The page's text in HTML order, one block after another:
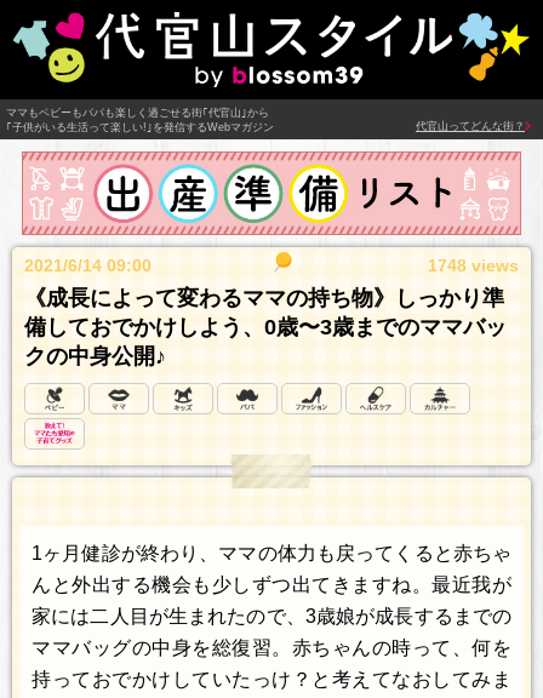
ママもベビーもパパも楽しく過ごせる街｢代官山｣から
｢子供がいる生活って楽しい!｣を発信するWebマガジン
代官山ってどんな街？
2021/6/14 09:00 1748 views
《成長によって変わるママの持ち物》しっかり準
備しておでかけしよう、0歳〜3歳までのママバッ
クの中身公開♪
1ヶ月健診が終わり、ママの体力も戻ってくると赤ちゃ
んと外出する機会も少しずつ出てきますね。最近我が
家には二人目が生まれたので、3歳娘が成長するまでの
ママバッグの中身を総復習。赤ちゃんの時って、何を
持っておでかけしていたっけ？と考えてなおしてみま